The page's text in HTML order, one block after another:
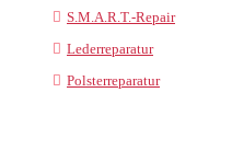
S.M.A.R.T.-Repair
Lederreparatur
Polsterreparatur